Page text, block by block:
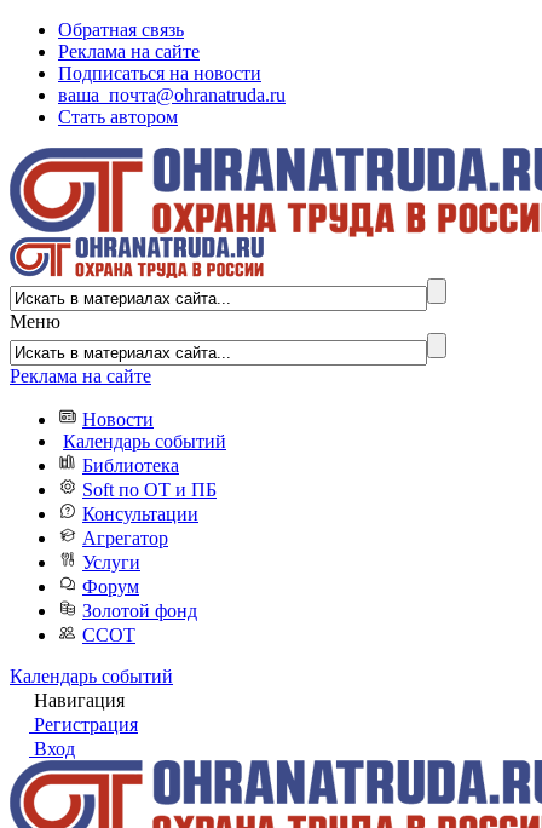
Обратная связь
Реклама на сайте
Подписаться на новости
ваша_почта@ohranatruda.ru
Стать автором
Меню
Реклама на сайте
Новости
Календарь событий
Библиотека
Soft по ОТ и ПБ
Консультации
Агрегатор
Услуги
Форум
Золотой фонд
ССОТ
Календарь событий
Навигация
Регистрация
Вход